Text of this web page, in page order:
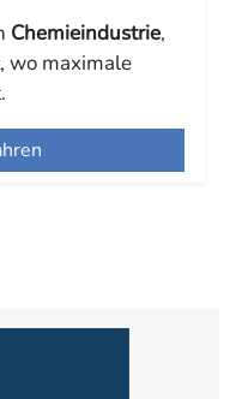
Chemieindustrie,
wo maximale